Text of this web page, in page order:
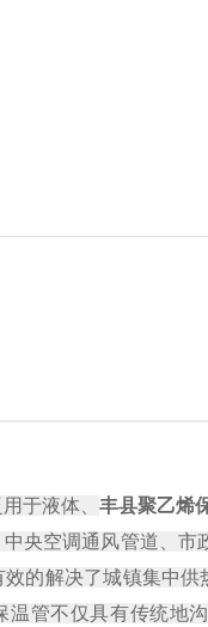
于液体、丰县聚乙烯
央空调通风管道、
效的解决了城镇集中
温管不仅具有传统地